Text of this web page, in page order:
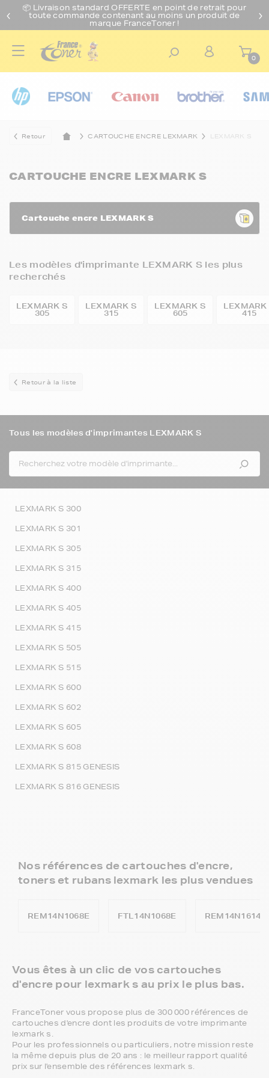
📦 Livraison standard OFFERTE en point de retrait pour
toute commande contenant au moins un produit de
marque FranceToner !
0
Retour CARTOUCHE ENCRE LEXMARK LEXMARK S
CARTOUCHE ENCRE LEXMARK S
Cartouche encre LEXMARK S
Les modèles d'imprimante LEXMARK S les plus
recherchés
LEXMARK S
305
LEXMARK S
315
LEXMARK S
605
LEXMARK
415
Retour à la liste
Tous les modèles d'imprimantes LEXMARK S
LEXMARK S 300
LEXMARK S 301
LEXMARK S 305
LEXMARK S 315
LEXMARK S 400
LEXMARK S 405
LEXMARK S 415
LEXMARK S 505
LEXMARK S 515
LEXMARK S 600
LEXMARK S 602
LEXMARK S 605
LEXMARK S 608
LEXMARK S 815 GENESIS
LEXMARK S 816 GENESIS
Nos références de cartouches d'encre,
toners et rubans lexmark les plus vendues
REM14N1068E FTL14N1068E REM14N1614E
Vous êtes à un clic de vos cartouches
d'encre pour lexmark s au prix le plus bas.
FranceToner vous propose plus de 300 000 références de
cartouches d'encre dont les produits de votre imprimante
lexmark s.
Pour les professionnels ou particuliers, notre mission reste
la même depuis plus de 20 ans : le meilleur rapport qualité
prix sur l'ensemble des références lexmark s.